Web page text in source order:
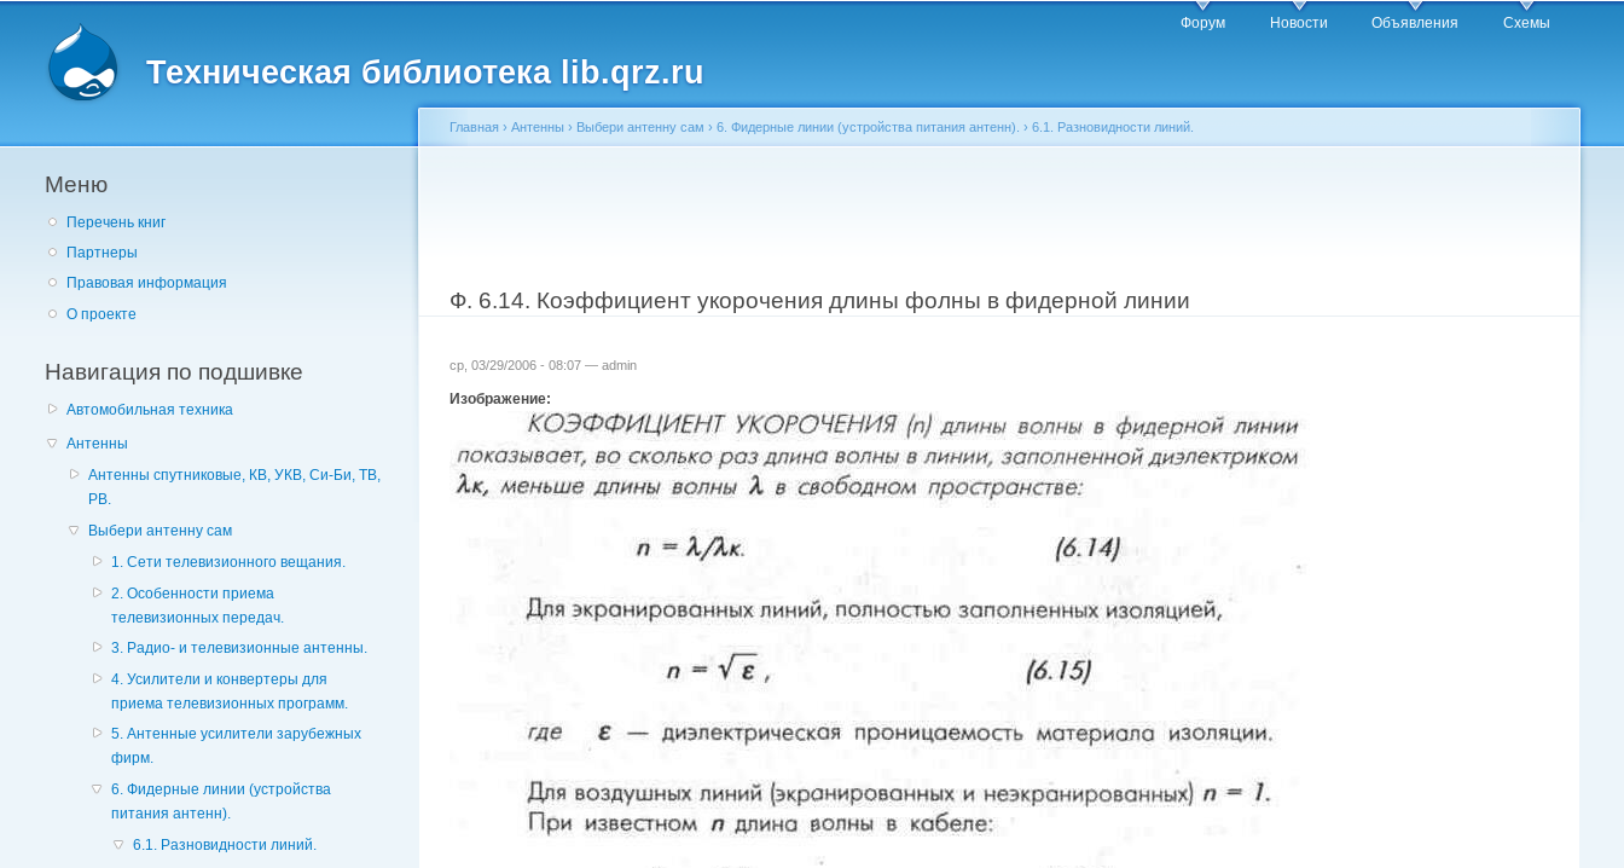
Техническая библиотека lib.qrz.ru
Форум Новости Объявления Схемы
Меню
Перечень книг
Партнеры
Правовая информация
О проекте
Навигация по подшивке
Автомобильная техника
Антенны
Антенны спутниковые, КВ, УКВ, Си-Би, ТВ,
РВ.
Выбери антенну сам
1. Сети телевизионного вещания.
2. Особенности приема
телевизионных передач.
3. Радио- и телевизионные антенны.
4. Усилители и конвертеры для
приема телевизионных программ.
5. Антенные усилители зарубежных
фирм.
6. Фидерные линии (устройства
питания антенн).
6.1. Разновидности линий.
Главная › Антенны › Выбери антенну сам › 6. Фидерные линии (устройства питания антенн). › 6.1. Разновидности линий.
Ф. 6.14. Коэффициент укорочения длины фолны в фидерной линии
ср, 03/29/2006 - 08:07 — admin
Изображение: